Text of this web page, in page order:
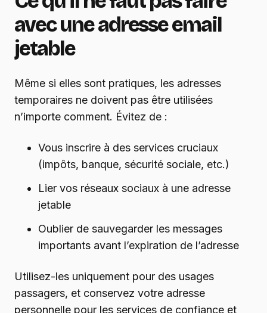
avec une adresse email
jetable
Même si elles sont pratiques, les adresses
temporaires ne doivent pas être utilisées
n’importe comment. Évitez de :
Vous inscrire à des services cruciaux
(impôts, banque, sécurité sociale, etc.)
Lier vos réseaux sociaux à une adresse
jetable
Oublier de sauvegarder les messages
importants avant l’expiration de l’adresse
Utilisez-les uniquement pour des usages
passagers, et conservez votre adresse
personnelle pour les services de confiance et